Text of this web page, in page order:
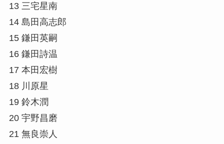
13 三宅星南
14 島田高志郎
15 鎌田英嗣
16 鎌田詩温
17 本田宏樹
18 川原星
19 鈴木潤
20 宇野昌磨
21 無良崇人